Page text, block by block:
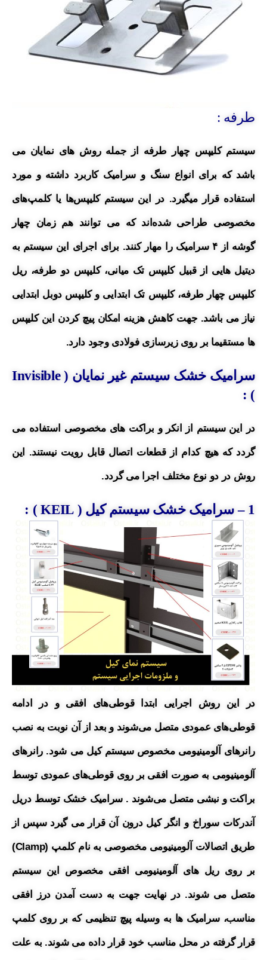
طرفه :
سیستم کلیپس چهار طرفه از جمله روش های نمایان می
باشد که برای انواع سنگ و سرامیک کاربرد داشته و مورد
استفاده قرار میگیرد. در این سیستم کلیپس‌ها یا کلمپ‌های
مخصوصی طراحی شده‌اند که می توانند هم زمان چهار
گوشه از ۴ سرامیک را مهار کنند. برای اجرای این سیستم به
دیتیل هایی از قبیلکلیپس تک میانی، کلیپس دو طرفه، ریل
کلیپس چهار طرفه، کلیپس تک ابتدایی و کلیپس دوبل ابتدایی
نیاز می باشد. جهت کاهش هزینه امکان پیچ کردن این کلیپس
ها مستقیما بر روی زیرسازی فولادی وجود دارد.
سرامیک خشک سیستم غیر نمایان (Invisible
) :
در این سیستم از انکر و براکت های مخصوصی استفاده می
گردد که هیچ کدام از قطعات اتصال قابل رویت نیستند. این
روش در دو نوع مختلف اجرا می گردد.
1 – سرامیک خشکسیستم کیل ( KEIL ) :
در این روش اجرایی ابتدا قوطی‌های افقی و در ادامه
قوطی‌های عمودی متصل می‌شوند و بعد از آن نوبت به نصب
رانرهای آلومینیومی مخصوص سیستم کیل می شود. رانرهای
آلومینیومی به صورت افقی بر روی قوطی‌های عمودی توسط
براکت و نبشی متصل می‌شوند . سرامیک خشک توسط دریل
آندرکات سوراخ و انگر کیل درون آن قرار می گیرد سپس از
طریق اتصالات آلومینیومی مخصوصی به نام کلمپ (Clamp)
بر روی ریل های آلومینیومی افقی مخصوص این سیستم
متصل می شوند. در نهایت جهت به دست آمدن درز افقی
مناسب، سرامیک ها به وسیله پیچ تنظیمی که بر روی کلمپ
قرار گرفته در محل مناسب خود قرار داده می شوند. به علت